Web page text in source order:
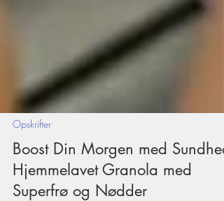
Opskrifter
Boost Din Morgen med